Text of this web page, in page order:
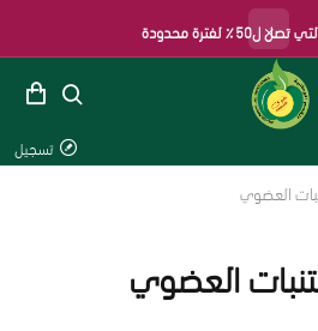
محدودة×
تسجيل
العضوي
العضوي